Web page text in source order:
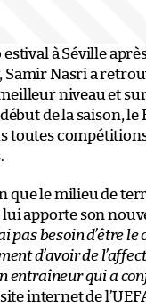
à Séville
Samir Nasri a
niveau et
de la saison, le
toutes
que le milieu de
apporte son
pas besoin d’être
d’avoir de
entraîneur qui a
internet de